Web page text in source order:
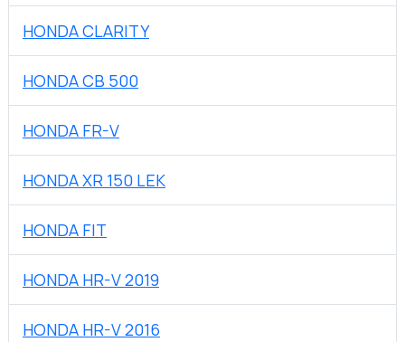
HONDA CLARITY
HONDA CB 500
HONDA FR-V
HONDA XR 150 LEK
HONDA FIT
HONDA HR-V 2019
HONDA HR-V 2016